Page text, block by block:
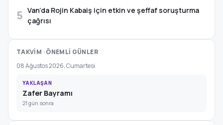
5 Van’da Rojin Kabaiş için etkin ve şeffaf soruşturma
çağrısı
TAKVİM · ÖNEMLİ GÜNLER
08 Ağustos 2026, Cumartesi
YAKLAŞAN
Zafer Bayramı
21 gün sonra